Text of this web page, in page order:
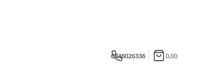
0746026336 0,00